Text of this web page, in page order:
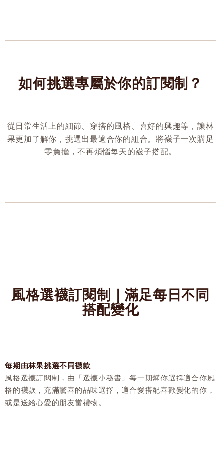
如何挑選專屬於你的訂閱制？
從日常生活上的細節、穿搭的風格、喜好的興趣等，讓林
果更加了解你，挑選出最適合你的組合。將襪子一次購足
零負擔，不再煩惱每天的襪子搭配。
風格選襪訂閱制｜滿足每日不同
搭配變化
每期由林果挑選不同襪款
風格選襪訂閱制，由「選襪小秘書」每一期幫你選擇適合你風
格的襪款，充滿驚喜的品味選擇，適合愛搭配喜歡變化的你，
或是送給心愛的朋友當禮物。